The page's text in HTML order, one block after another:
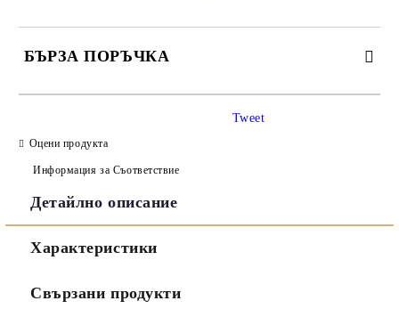
БЪРЗА ПОРЪЧКА
Ние ще се свържем с вас в рамките на работния ден.
Tweet
Оцени продукта
Информация за Съответствие
Детайлно описание
Характеристики
Свързани продукти